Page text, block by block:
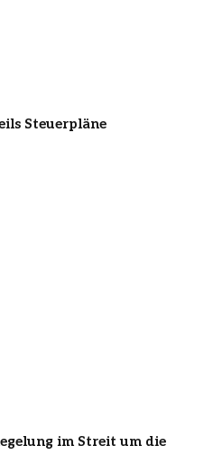
Steuerpläne
im Streit um die